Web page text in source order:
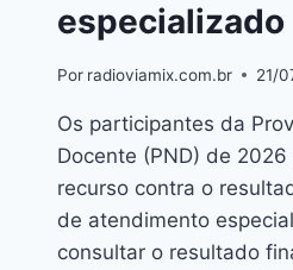
especializado
Por radioviamix.com.br 21/
Os participantes da
Docente (PND) de
recurso contra o
de atendimento
consultar o resultado